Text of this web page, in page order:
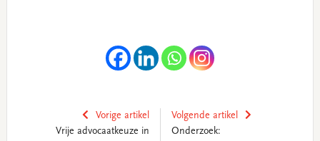
Vorige artikel
Vrije advocaatkeuze in
Volgende artikel
Onderzoek: